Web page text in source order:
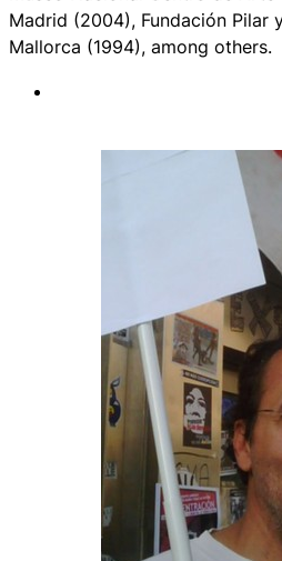
Madrid (2004), Fundación Pilar
Mallorca (1994), among others.